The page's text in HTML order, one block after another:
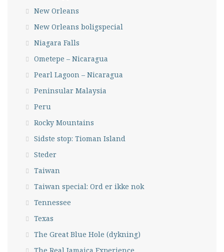
New Orleans
New Orleans boligspecial
Niagara Falls
Ometepe – Nicaragua
Pearl Lagoon – Nicaragua
Peninsular Malaysia
Peru
Rocky Mountains
Sidste stop: Tioman Island
Steder
Taiwan
Taiwan special: Ord er ikke nok
Tennessee
Texas
The Great Blue Hole (dykning)
The Real Jamaica Experience